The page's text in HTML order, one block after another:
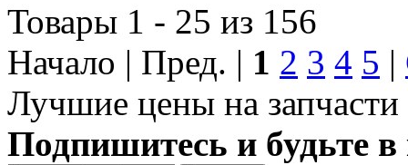
Товары 1 - 25 из 156
Начало | Пред. | 1 2 3 4 5 |
Лучшие цены на запчасти
Подпишитесь и будьте в